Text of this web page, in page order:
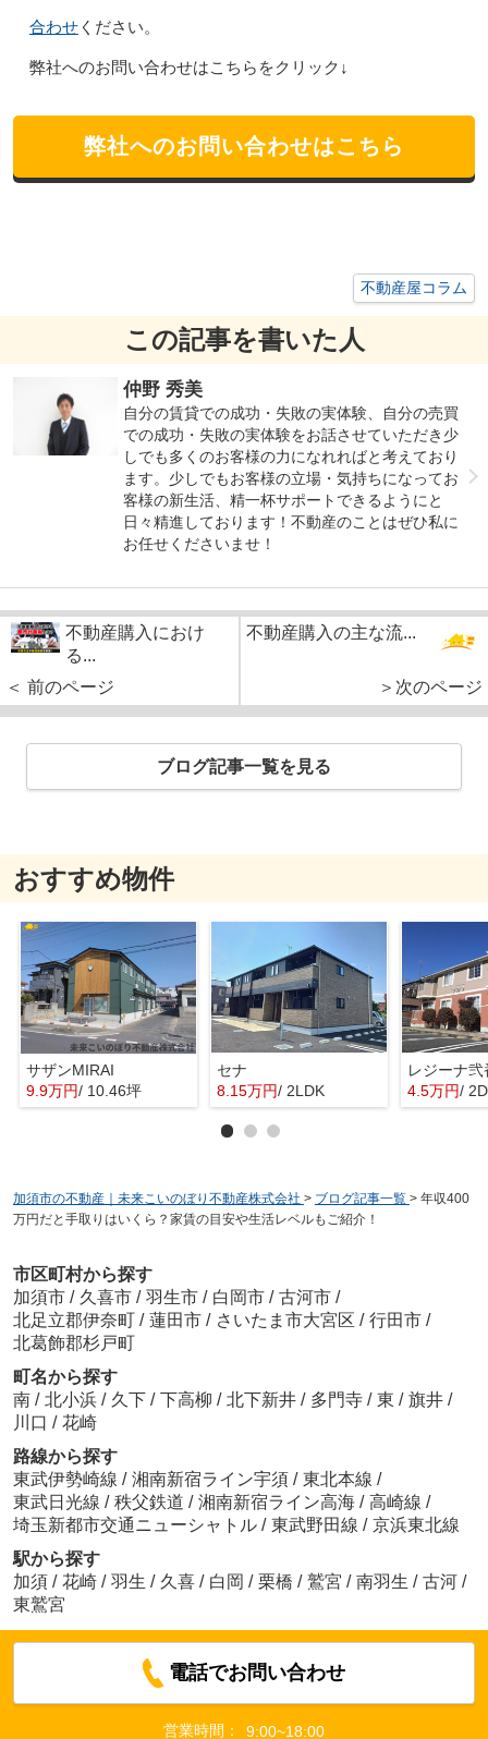
合わせください。
弊社へのお問い合わせはこちらをクリック↓
弊社へのお問い合わせはこちら
不動産屋コラム
この記事を書いた人
仲野 秀美
自分の賃貸での成功・失敗の実体験、自分の売買
での成功・失敗の実体験をお話させていただき少
しでも多くのお客様の力になれればと考えており
ます。少しでもお客様の立場・気持ちになってお
客様の新生活、精一杯サポートできるようにと
日々精進しております！不動産のことはぜひ私に
お任せくださいませ！
不動産購入におけ
る...
＜ 前のページ
不動産購入の主な流...
＞次のページ
ブログ記事一覧を見る
おすすめ物件
サザンMIRAI
9.9万円/ 10.46坪
セナ
8.15万円/ 2LDK
レジーナ弐
4.5万円/
加須市の不動産｜未来こいのぼり不動産株式会社 > ブログ記事一覧 > 年収400
万円だと手取りはいくら？家賃の目安や生活レベルもご紹介！
市区町村から探す
加須市 / 久喜市 / 羽生市 / 白岡市 / 古河市 /
北足立郡伊奈町 / 蓮田市 / さいたま市大宮区 / 行田市 /
北葛飾郡杉戸町
町名から探す
南 / 北小浜 / 久下 / 下高柳 / 北下新井 / 多門寺 / 東 / 旗井 /
川口 / 花崎
路線から探す
東武伊勢崎線 / 湘南新宿ライン宇須 / 東北本線 /
東武日光線 / 秩父鉄道 / 湘南新宿ライン高海 / 高崎線 /
埼玉新都市交通ニューシャトル / 東武野田線 / 京浜東北線
駅から探す
加須 / 花崎 / 羽生 / 久喜 / 白岡 / 栗橋 / 鷲宮 / 南羽生 / 古河 /
東鷲宮
電話でお問い合わせ
営業時間： 9:00~18:00